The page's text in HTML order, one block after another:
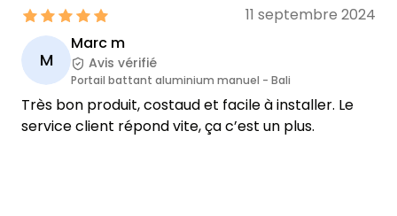
11 septembre 2024
M
Marc m
Avis vérifié
Portail battant aluminium manuel - Bali
Très bon produit, costaud et facile à installer. Le
service client répond vite, ça c’est un plus.